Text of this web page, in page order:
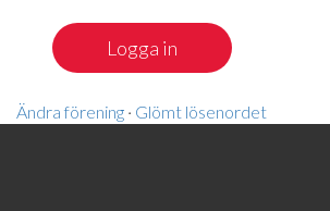
Ändra förening · Glömt lösenordet